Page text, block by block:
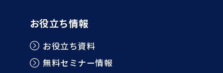
お役立ち情報
お役立ち資料
無料セミナー情報